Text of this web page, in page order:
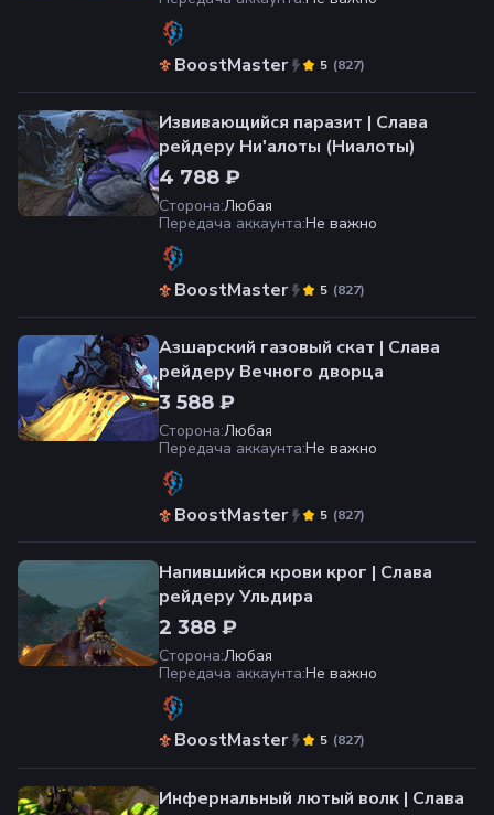
BoostMaster (827)
5
Извивающийся паразит | Слава
рейдеру Ни'алоты (Ниалоты)
4 788 ₽
Сторона:Любая
Передача аккаунта:Не важно
BoostMaster (827)
5
Азшарский газовый скат | Слава
рейдеру Вечного дворца
3 588 ₽
Сторона:Любая
Передача аккаунта:Не важно
BoostMaster (827)
5
Напившийся крови крог | Слава
рейдеру Ульдира
2 388 ₽
Сторона:Любая
Передача аккаунта:Не важно
BoostMaster (827)
5
Инфернальный лютый волк | Слава